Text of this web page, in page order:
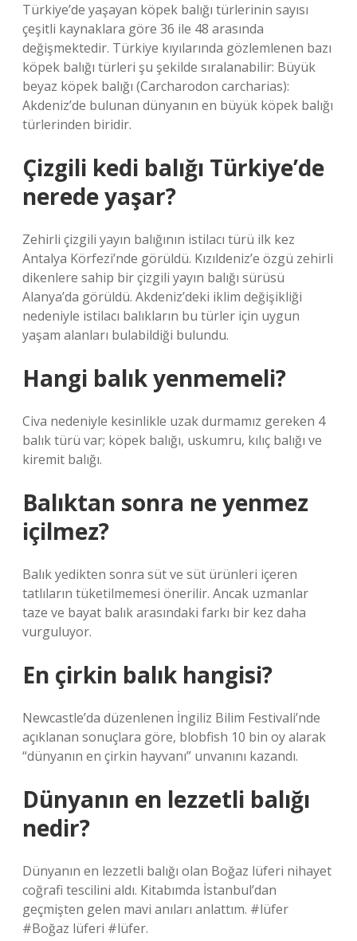
Türkiye’de yaşayan köpek balığı türlerinin sayısı
çeşitli kaynaklara göre 36 ile 48 arasında
değişmektedir. Türkiye kıyılarında gözlemlenen bazı
köpek balığı türleri şu şekilde sıralanabilir: Büyük
beyaz köpek balığı (Carcharodon carcharias):
Akdeniz’de bulunan dünyanın en büyük köpek balığı
türlerinden biridir.
Çizgili kedi balığı Türkiye’de
nerede yaşar?
Zehirli çizgili yayın balığının istilacı türü ilk kez
Antalya Körfezi’nde görüldü. Kızıldeniz’e özgü zehirli
dikenlere sahip bir çizgili yayın balığı sürüsü
Alanya’da görüldü. Akdeniz’deki iklim değişikliği
nedeniyle istilacı balıkların bu türler için uygun
yaşam alanları bulabildiği bulundu.
Hangi balık yenmemeli?
Civa nedeniyle kesinlikle uzak durmamız gereken 4
balık türü var; köpek balığı, uskumru, kılıç balığı ve
kiremit balığı.
Balıktan sonra ne yenmez
içilmez?
Balık yedikten sonra süt ve süt ürünleri içeren
tatlıların tüketilmemesi önerilir. Ancak uzmanlar
taze ve bayat balık arasındaki farkı bir kez daha
vurguluyor.
En çirkin balık hangisi?
Newcastle’da düzenlenen İngiliz Bilim Festivali’nde
açıklanan sonuçlara göre, blobfish 10 bin oy alarak
“dünyanın en çirkin hayvanı” unvanını kazandı.
Dünyanın en lezzetli balığı
nedir?
Dünyanın en lezzetli balığı olan Boğaz lüferi nihayet
coğrafi tescilini aldı. Kitabımda İstanbul’dan
geçmişten gelen mavi anıları anlattım. #lüfer
#Boğaz lüferi #lüfer.